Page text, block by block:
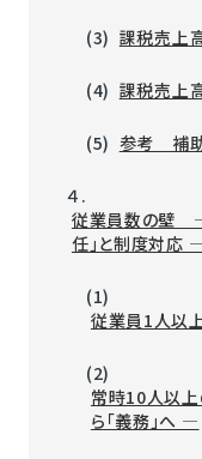
(3) 課税売上
(4) 課税売上
(5) 参考 補助
４.
従業員数の壁 ―
任」と制度対応
(1)
従業員1人以
(2)
常時10人以
ら「義務」へ ―